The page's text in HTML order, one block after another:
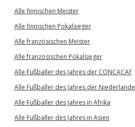
Alle finnischen Meister
Alle finnischen Pokalsieger
Alle französischen Meister
Alle französischen Pokalsieger
Alle Fußballer des Jahres der CONCACAF
Alle Fußballer des Jahres der Niederlande
Alle Fußballer des Jahres in Afrika
Alle Fußballer des Jahres in Asien